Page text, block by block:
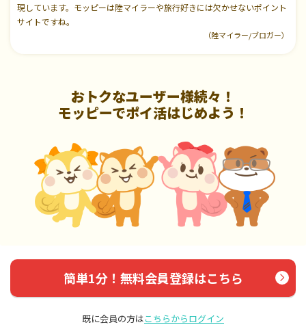
現しています。モッピーは陸マイラーや旅行好きには欠かせないポイント
サイトですね。
（陸マイラー/ブロガー）
おトクなユーザー様続々！
モッピーでポイ活はじめよう！
簡単1分！無料会員登録はこちら
既に会員の方はこちらからログイン